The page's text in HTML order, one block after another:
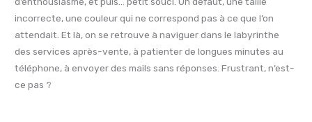
incorrecte, une couleur qui ne correspond pas à ce que l’on
attendait. Et là, on se retrouve à naviguer dans le labyrinthe
des services après-vente, à patienter de longues minutes au
téléphone, à envoyer des mails sans réponses. Frustrant, n’est-
ce pas ?